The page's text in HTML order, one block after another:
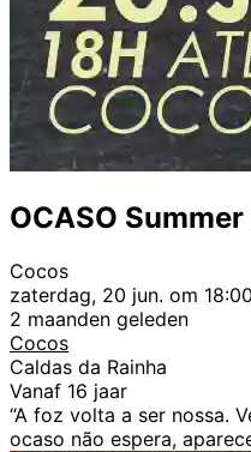
OCASO
Cocos
zaterdag, 20 jun. om 18:00
2 maanden geleden
Cocos
Caldas da Rainha
Vanaf 16 jaar
“A foz volta a ser nossa.
ocaso não espera,